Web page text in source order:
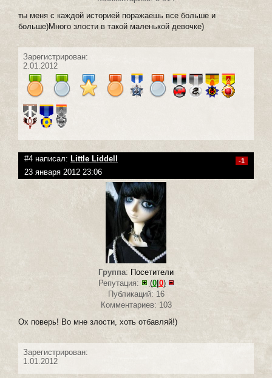
ты меня с каждой историей поражаешь все больше и
больше)Много злости в такой маленькой девочке)
Зарегистрирован:
2.01.2012
#4 написал: Little Liddell -1
23 января 2012 23:06
Группа: Посетители
Репутация:
(0|0)
Публикаций: 16
Комментариев: 103
Ох поверь! Во мне злости, хоть отбавляй!)
Зарегистрирован:
1.01.2012